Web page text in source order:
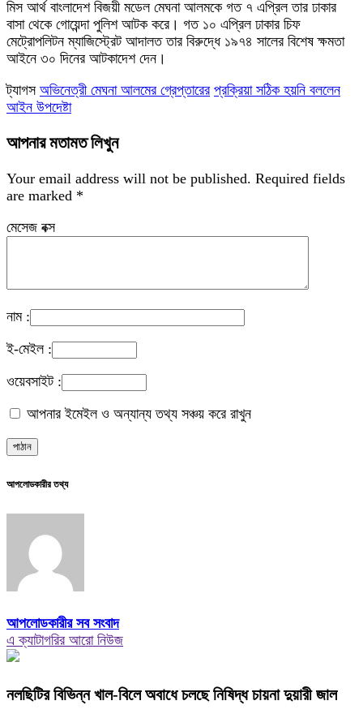
মিস আর্থ বাংলাদেশ বিজয়ী মডেল মেঘনা আলমকে গত ৭ এপ্রিল তার ঢাকার
বাসা থেকে গোয়েন্দা পুলিশ আটক করে। গত ১০ এপ্রিল ঢাকার চিফ
মেট্রোপলিটন ম্যাজিস্ট্রেট আদালত তার বিরুদ্ধে ১৯৭৪ সালের বিশেষ ক্ষমতা
আইনে ৩০ দিনের আটকাদেশ দেন।
ট্যাগস অভিনেত্রী মেঘনা আলমের গ্রেপ্তারের প্রক্রিয়া সঠিক হয়নি বললেন
আইন উপদেষ্টা
আপনার মতামত লিখুন
Your email address will not be published. Required fields
are marked *
মেসেজ বক্স
নাম :
ই-মেইল :
ওয়েবসাইট :
আপনার ইমেইল ও অন্যান্য তথ্য সঞ্চয় করে রাখুন
আপলোডকারীর তথ্য
আপলোডকারীর সব সংবাদ
এ ক্যাটাগরির আরো নিউজ
নলছিটির বিভিন্ন খাল-বিলে অবাধে চলছে নিষিদ্ধ চায়না দুয়ারী জাল